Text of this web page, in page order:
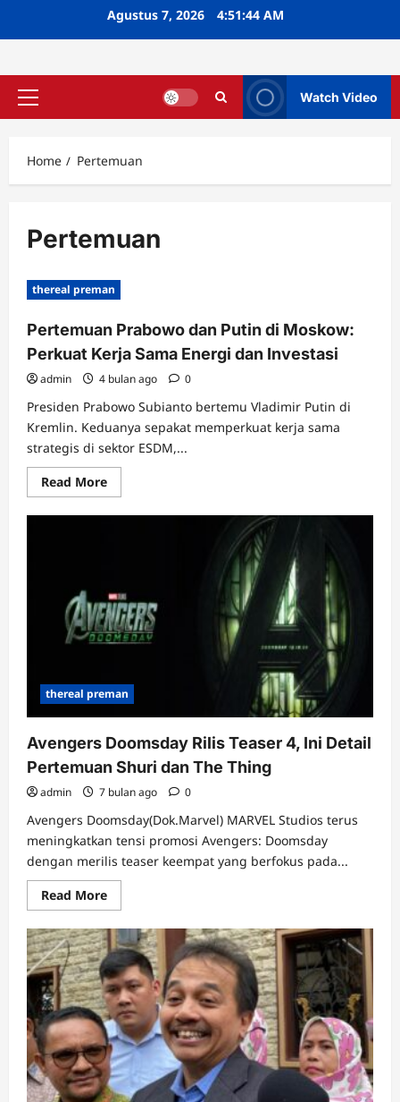
Agustus 7, 2026 4:51:45 AM
Primary
Watch Video
Home Pertemuan
Pertemuan
thereal preman
Pertemuan Prabowo dan Putin di Moskow:
Perkuat Kerja Sama Energi dan Investasi
admin 4 bulan ago 0
Presiden Prabowo Subianto bertemu Vladimir Putin di
Kremlin. Keduanya sepakat memperkuat kerja sama
strategis di sektor ESDM,...
Read MoreRead
more
Pertemuan
Perkuat
Kerja
Sama
Energi
dan
thereal preman
Avengers Doomsday Rilis Teaser 4, Ini Detail
Pertemuan Shuri dan The Thing
admin 7 bulan ago 0
Avengers Doomsday(Dok.Marvel) MARVEL Studios terus
meningkatkan tensi promosi Avengers: Doomsday
dengan merilis teaser keempat yang berfokus pada...
Read MoreRead
more
Avengers
Doomsday
Rilis
Teaser
4,
Ini
Detail
Pertemuan
Shuri
dan
The
Thing